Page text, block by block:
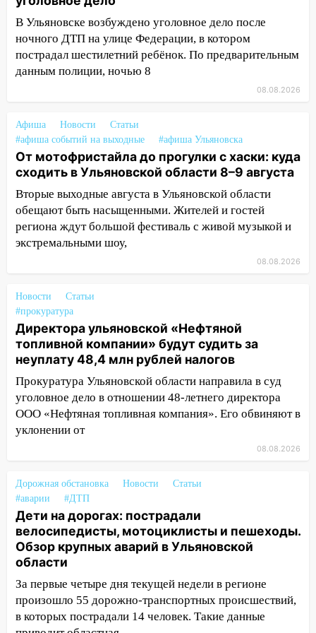
Новгородской в Ульяновске и рухнуло
на электрощит
13:10 В Заволжском районе дерево
упало во дворе
затопленные улицы и остановившиеся
трамваи
12:17 Ульяновск накрыл крупный град:
после ливня город снова уходит под
воду
12:12 Прокуратура взяла на контроль
ДТП с шестилетним ребёнком на улице
12:01
шестилетнего ребёнка на улице
Федерации: возбуждено уголовное дело
11:16 В Ульяновске ищут 37-летнего
мужчину, пропавшего ещё 19 июля
10:30 От мотофристайла до прогулки с
хаски: куда сходить в Ульяновской
области 8–9 августа
налогов
09:28 Дети на дорогах: пострадали
велосипедисты, мотоциклисты и
пешеходы. Обзор крупных аварий в
Ульяновской области
08:30 Поджог со свечой, 16 сгоревших
домов и выстрел за водку
В Ульяновске возбуждено уголовное дело после
ночного ДТП на улице Федерации, в котором
пострадал шестилетний ребёнок. По предварительным
данным полиции, ночью 8
08.08.2026
Афиша Новости
Статьи
#афиша событий на выходные
#афиша Ульяновска
От мотофристайла до прогулки с хаски: куда
сходить в Ульяновской области 8–9 августа
Вторые выходные августа в Ульяновской области
обещают быть насыщенными. Жителей и гостей
региона ждут большой фестиваль с живой музыкой и
экстремальными шоу,
08.08.2026
Новости
Статьи
#прокуратура
Директора ульяновской «Нефтяной
топливной компании» будут судить за
неуплату 48,4 млн рублей налогов
Прокуратура Ульяновской области направила в суд
уголовное дело в отношении 48-летнего директора
ООО «Нефтяная топливная компания». Его обвиняют в
уклонении от
08.08.2026
Дорожная обстановка Новости
Статьи
#аварии
#ДТП
Дети на дорогах: пострадали
велосипедисты, мотоциклисты и пешеходы.
Обзор крупных аварий в Ульяновской
области
За первые четыре дня текущей недели в регионе
произошло 55 дорожно-транспортных происшествий,
в которых пострадали 14 человек. Такие данные